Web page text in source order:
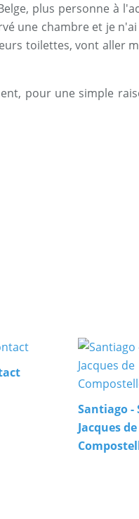
plus personne à
une chambre et je
toilettes, vont aller
pour une simple
Santiago -
Jacques de